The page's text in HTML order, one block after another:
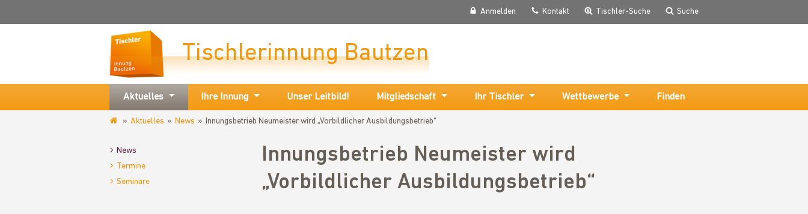
Tischlerinnung Bautzen
Anmelden Kontakt Tischler-Suche Suche
Aktuelles Ihre Innung Unser Leitbild! Mitgliedschaft Ihr Tischler Wettbewerbe Finden
bautzen.de
Aktuelles News Innungsbetrieb Neumeister wird „Vorbildlicher Ausbildungsbetrieb“
News
Termine
Seminare
Innungsbetrieb Neumeister wird
„Vorbildlicher Ausbildungsbetrieb“